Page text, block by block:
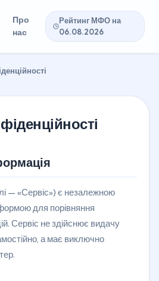
Про
нас
Рейтинг МФО на
06.08.2026
— «Сервіс») є незалежною
для порівняння
Сервіс не здійснює видачу
а має виключно